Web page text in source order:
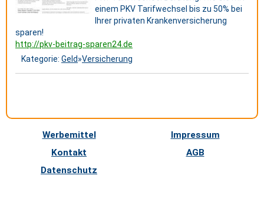
einem PKV Tarifwechsel bis zu 50% bei
Ihrer privaten Krankenversicherung
sparen!
http://pkv-beitrag-sparen24.de
Kategorie: Geld»Versicherung
Werbemittel
Impressum
Kontakt
AGB
Datenschutz